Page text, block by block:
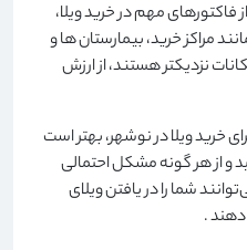
فاکتورهای مهم در خرید ویلا،
مراکز خرید، بیمارستان ها و
نزدیکتر هستند، از ارزش
خرید ویلا در نوشهر، بهتر است
و از هر گونه مشکل احتمالی
شما را در یافتن ویلای
دهند.